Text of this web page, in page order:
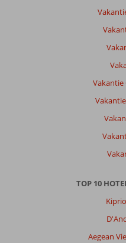
Vakantie
TOP 10
Aegean